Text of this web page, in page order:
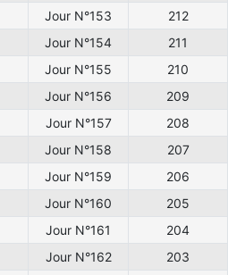
Jour N°153
212
Jour N°154
211
Jour N°155
210
Jour N°156
209
Jour N°157
208
Jour N°158
207
Jour N°159
206
Jour N°160
205
Jour N°161
204
Jour N°162
203